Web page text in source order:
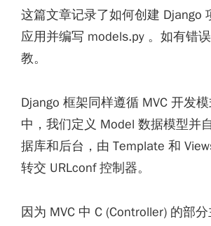
这篇文章记录了如何创建 Django
应用并编写 models.py 。如有错
教。
Django 框架同样遵循 MVC 开发
中，我们定义 Model 数据模型并
据库和后台，由 Template 和
转交 URLconf 控制器。
因为 MVC 中 C (Controller) 的部